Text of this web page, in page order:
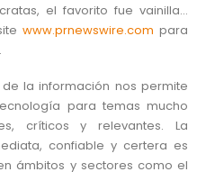
el favorito fue vainilla…
www.prnewswire.com para
la información nos permite
para temas mucho
críticos y relevantes. La
confiable y certera es
ámbitos y sectores como el